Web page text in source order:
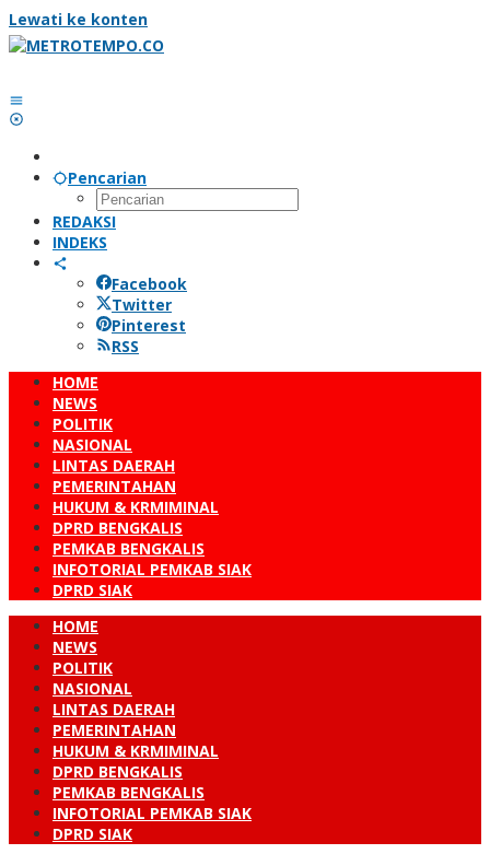
Lewati ke konten
Pencarian
REDAKSI
INDEKS
Facebook
Twitter
Pinterest
RSS
HOME
NEWS
POLITIK
NASIONAL
LINTAS DAERAH
PEMERINTAHAN
HUKUM & KRMIMINAL
DPRD BENGKALIS
PEMKAB BENGKALIS
INFOTORIAL PEMKAB SIAK
DPRD SIAK
HOME
NEWS
POLITIK
NASIONAL
LINTAS DAERAH
PEMERINTAHAN
HUKUM & KRMIMINAL
DPRD BENGKALIS
PEMKAB BENGKALIS
INFOTORIAL PEMKAB SIAK
DPRD SIAK